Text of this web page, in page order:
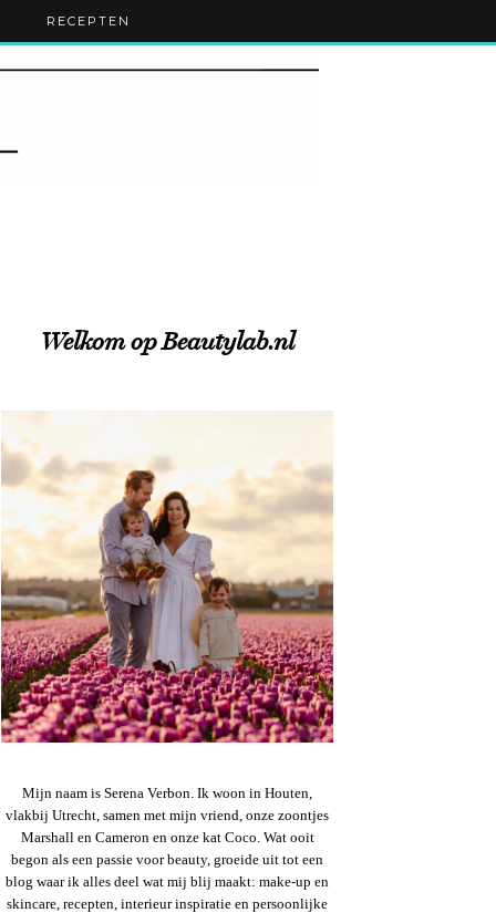
RECEPTEN
Welkom op Beautylab.nl
Mijn naam is Serena Verbon. Ik woon in Houten,
vlakbij Utrecht, samen met mijn vriend, onze zoontjes
Marshall en Cameron en onze kat Coco. Wat ooit
begon als een passie voor beauty, groeide uit tot een
blog waar ik alles deel wat mij blij maakt: make-up en
skincare, recepten, interieur inspiratie en persoonlijke